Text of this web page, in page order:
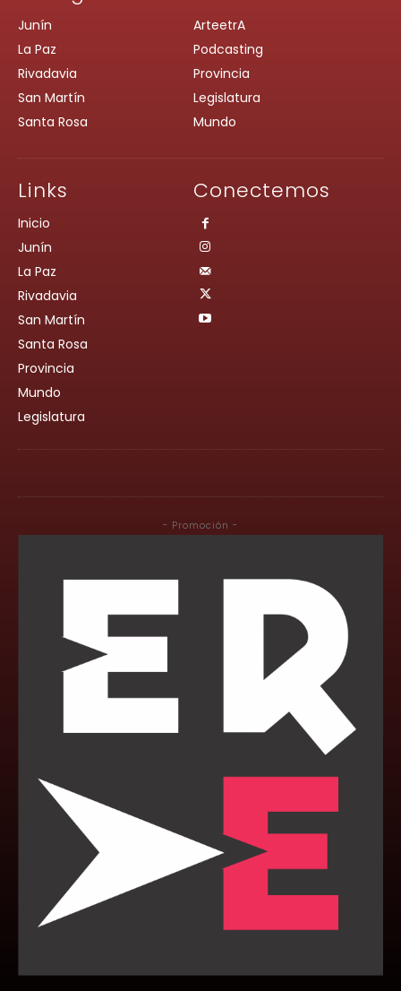
Junín
La Paz
Rivadavia
San Martín
Santa Rosa
ArteetrA
Podcasting
Provincia
Legislatura
Mundo
Links
Inicio
Junín
La Paz
Rivadavia
San Martín
Santa Rosa
Provincia
Mundo
Legislatura
Conectemos
- Promoción -